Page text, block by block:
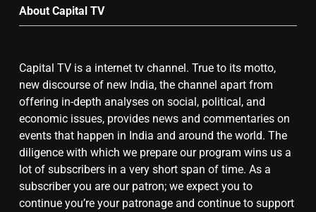
8
चुनाव से पहले लालू परिवार पर बड़ा झटका,
दिल्ली कोर्ट ने IRCTC घोटाले में आरोप
तय किए
About Capital TV
Capital TV is a internet tv channel. True to its motto,
new discourse of new India, the channel apart from
offering in-depth analyses on social, political, and
economic issues, provides news and commentaries on
events that happen in India and around the world. The
diligence with which we prepare our program wins us a
lot of subscribers in a very short span of time. As a
subscriber you are our patron; we expect you to
continue you’re your patronage and continue to support